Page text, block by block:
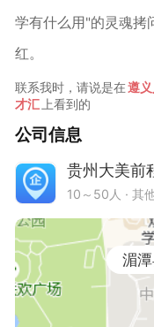
学有什么用"的灵魂拷
红。
联系我时，请说是在遵
才汇 上看到的
公司信息
贵州大美前
10～50人 · 其
湄